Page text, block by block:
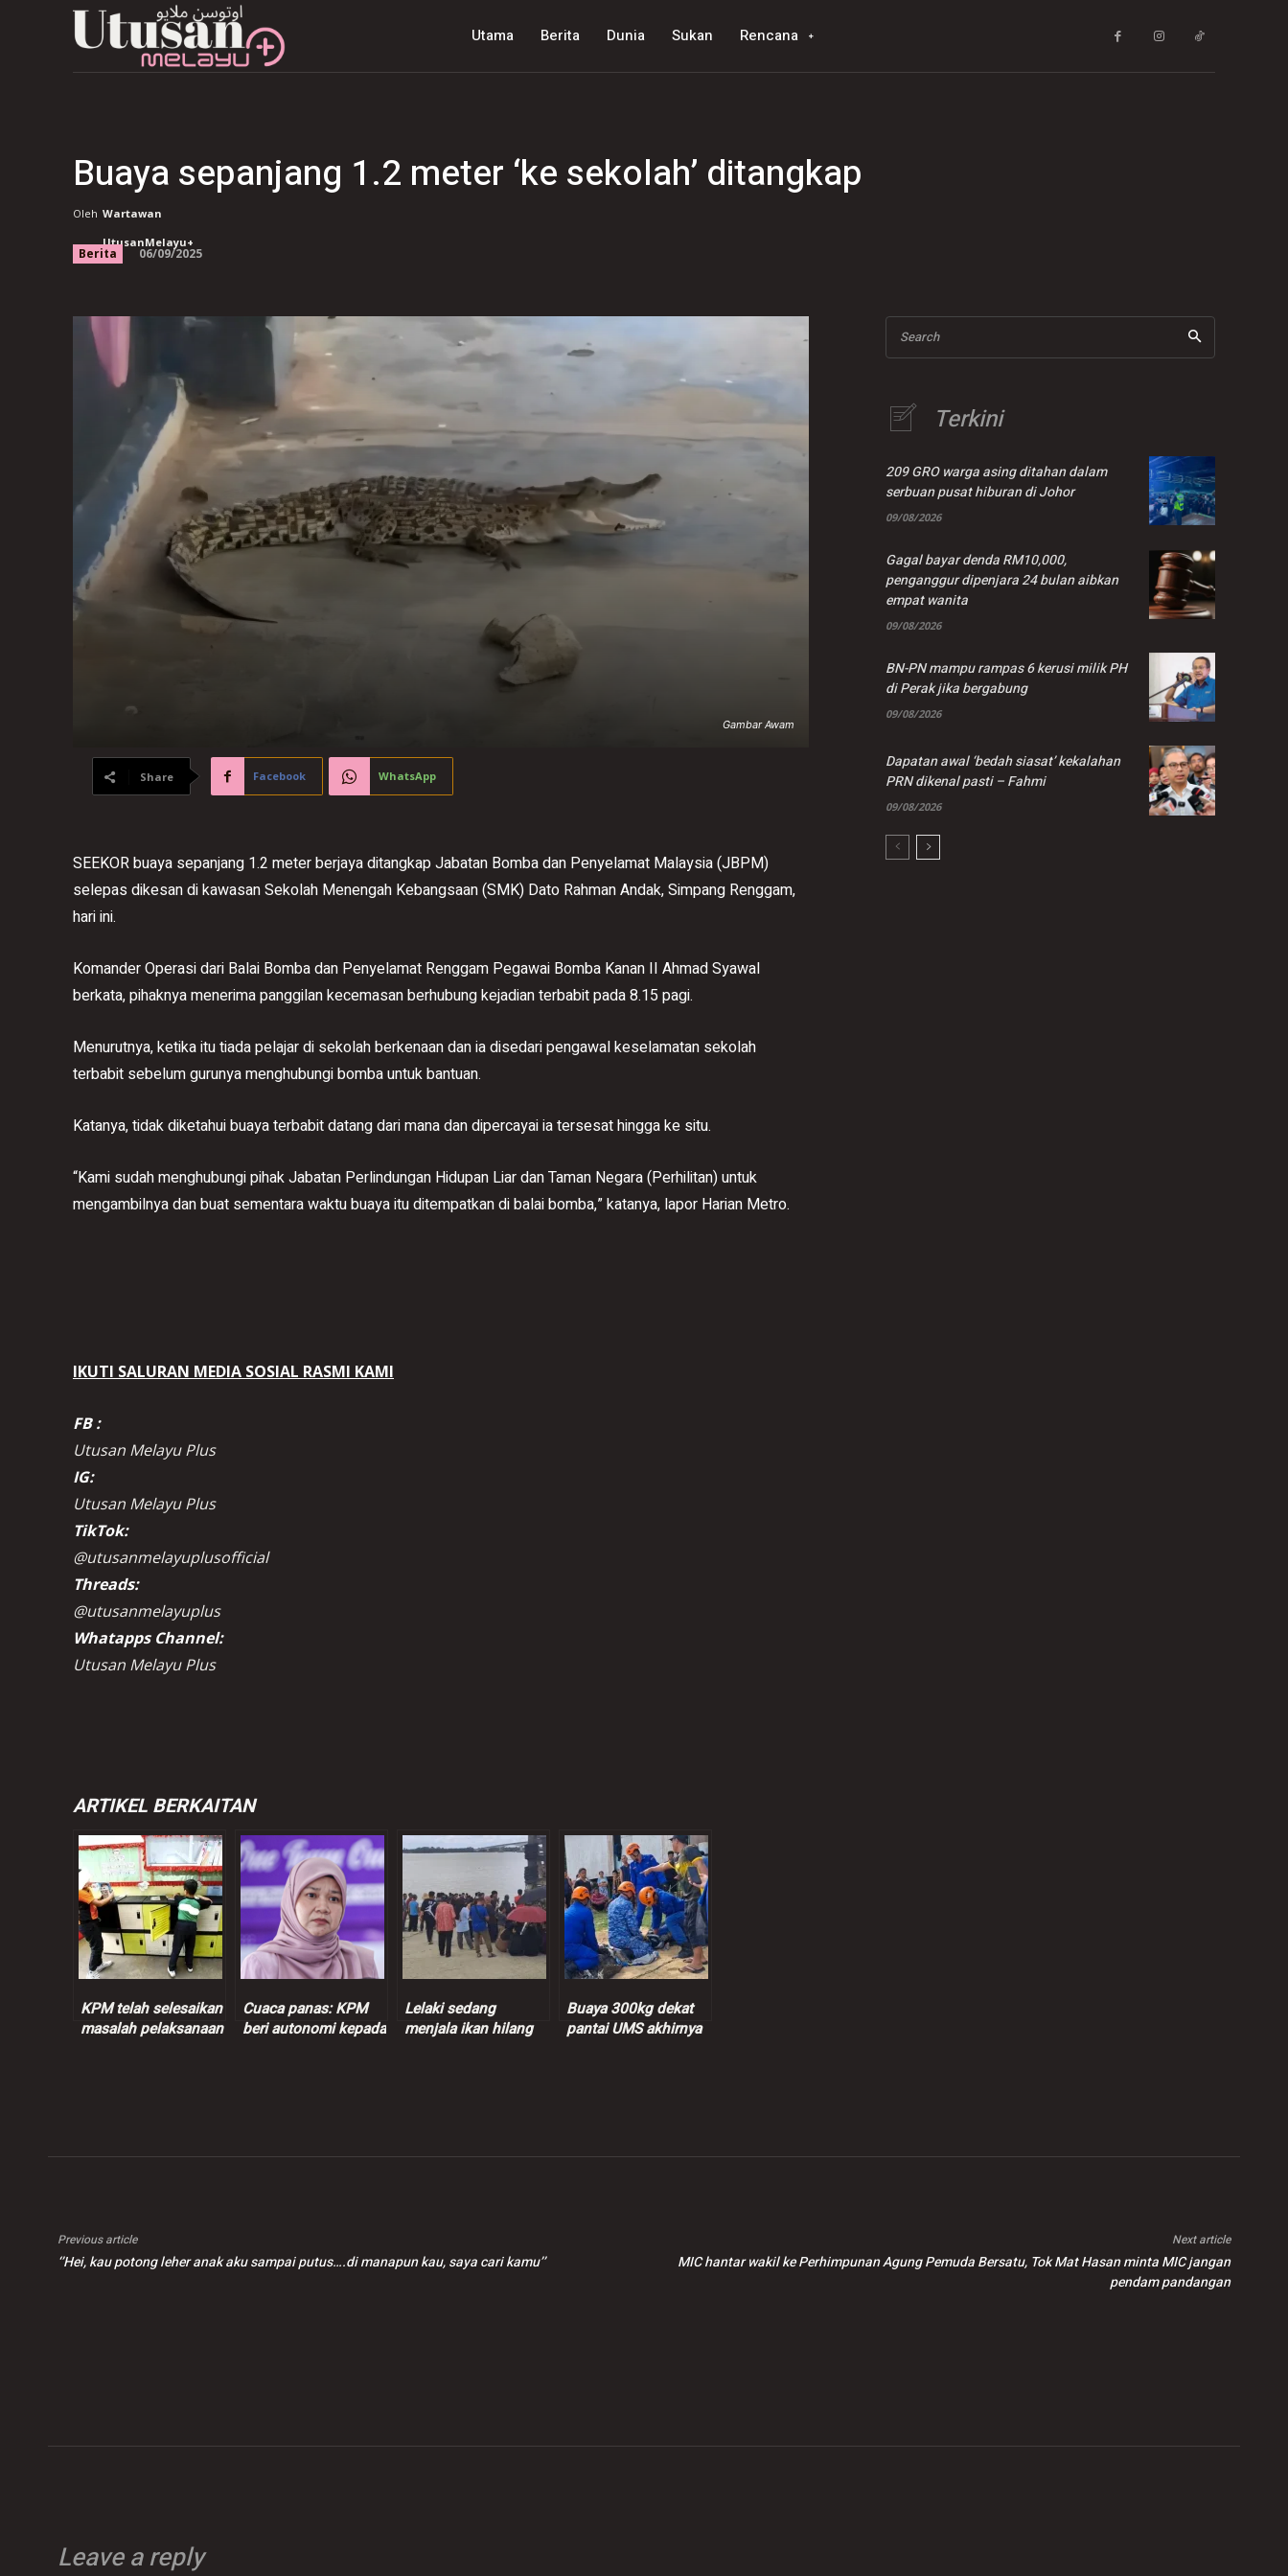
Utama Berita Dunia Sukan Rencana
Buaya sepanjang 1.2 meter ‘ke sekolah’ ditangkap
Oleh Wartawan
UtusanMelayu+
Berita 06/09/2025
Gambar Awam
Share Facebook WhatsApp
SEEKOR buaya sepanjang 1.2 meter berjaya ditangkap Jabatan Bomba dan Penyelamat Malaysia (JBPM)
selepas dikesan di kawasan Sekolah Menengah Kebangsaan (SMK) Dato Rahman Andak, Simpang Renggam,
hari ini.
Komander Operasi dari Balai Bomba dan Penyelamat Renggam Pegawai Bomba Kanan II Ahmad Syawal
berkata, pihaknya menerima panggilan kecemasan berhubung kejadian terbabit pada 8.15 pagi.
Menurutnya, ketika itu tiada pelajar di sekolah berkenaan dan ia disedari pengawal keselamatan sekolah
terbabit sebelum gurunya menghubungi bomba untuk bantuan.
Katanya, tidak diketahui buaya terbabit datang dari mana dan dipercayai ia tersesat hingga ke situ.
“Kami sudah menghubungi pihak Jabatan Perlindungan Hidupan Liar dan Taman Negara (Perhilitan) untuk
mengambilnya dan buat sementara waktu buaya itu ditempatkan di balai bomba,” katanya, lapor Harian Metro.
IKUTI SALURAN MEDIA SOSIAL RASMI KAMI
FB :
Utusan Melayu Plus
IG:
Utusan Melayu Plus
TikTok:
@utusanmelayuplusofficial
Threads:
@utusanmelayuplus
Whatapps Channel:
Utusan Melayu Plus
ARTIKEL BERKAITAN
KPM telah selesaikan
masalah pelaksanaan
Cuaca panas: KPM
beri autonomi kepada
Lelaki sedang
menjala ikan hilang
Buaya 300kg dekat
pantai UMS akhirnya
Search
Terkini
209 GRO warga asing ditahan dalam
serbuan pusat hiburan di Johor
09/08/2026
Gagal bayar denda RM10,000,
penganggur dipenjara 24 bulan aibkan
empat wanita
09/08/2026
BN-PN mampu rampas 6 kerusi milik PH
di Perak jika bergabung
09/08/2026
Dapatan awal ‘bedah siasat’ kekalahan
PRN dikenal pasti – Fahmi
09/08/2026
Previous article
‘’Hei, kau potong leher anak aku sampai putus….di manapun kau, saya cari kamu’’
Next article
MIC hantar wakil ke Perhimpunan Agung Pemuda Bersatu, Tok Mat Hasan minta MIC jangan
pendam pandangan
Leave a reply